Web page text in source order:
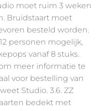
moet ruim 3 weken
Bruidstaart moet
besteld worden.
personen mogelijk,
vanaf 8 stuks.
meer informatie te
voor bestelling van
Studio. 3.6. ZZ
bedekt met